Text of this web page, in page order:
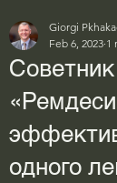
одного
Giorgi
Feb 6, 2023 1